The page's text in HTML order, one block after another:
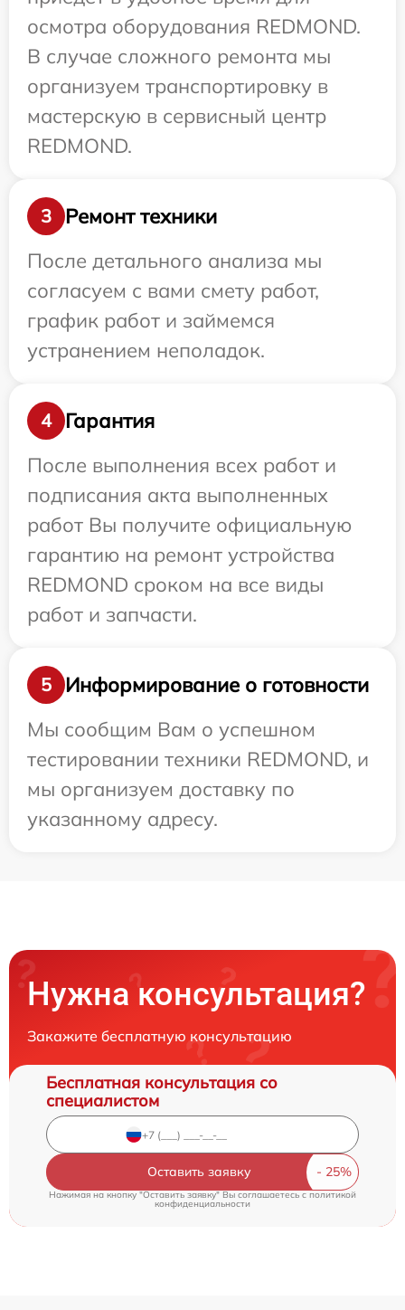
осмотра оборудования REDMOND.
В случае сложного ремонта мы
организуем транспортировку в
мастерскую в сервисный центр
REDMOND.
3
Ремонт техники
После детального анализа мы
согласуем с вами смету работ,
график работ и займемся
устранением неполадок.
4
Гарантия
После выполнения всех работ и
подписания акта выполненных
работ Вы получите официальную
гарантию на ремонт устройства
REDMOND сроком на все виды
работ и запчасти.
5
Информирование о готовности
Мы сообщим Вам о успешном
тестировании техники REDMOND, и
мы организуем доставку по
указанному адресу.
Нужна консультация?
Закажите бесплатную консультацию
Бесплатная консультация со
специалистом
Оставить заявку
Нажимая на кнопку "Оставить заявку" Вы соглашаетесь c политикой
конфиденциальности